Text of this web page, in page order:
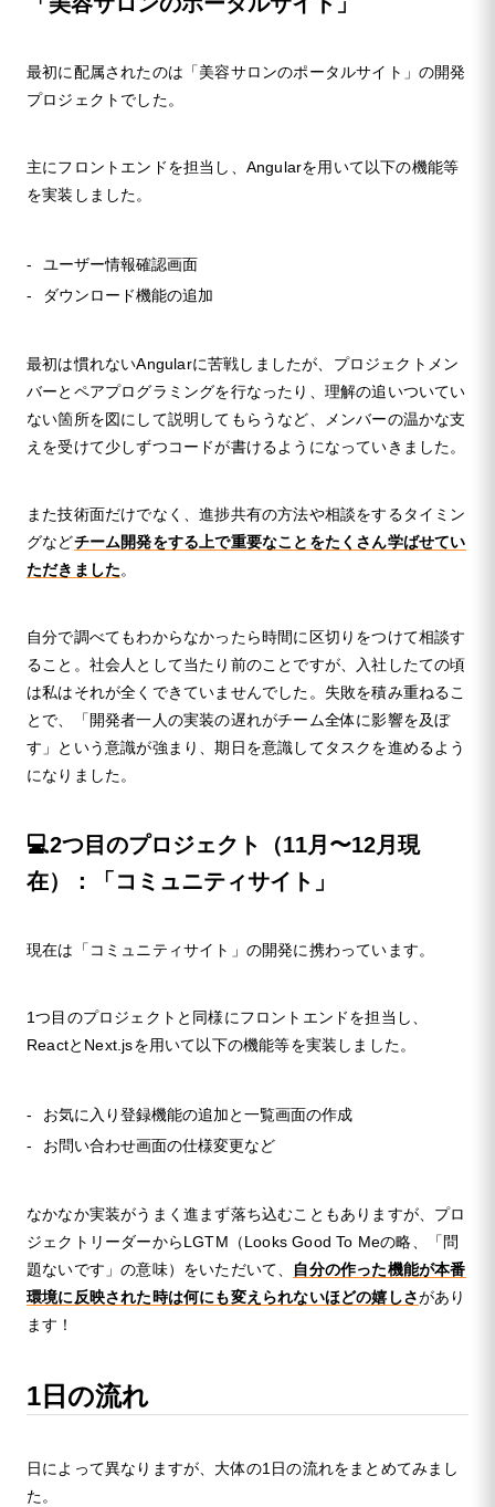
最初に配属されたのは「美容サロンのポータルサイト」の開発
プロジェクトでした。
主にフロントエンドを担当し、Angularを用いて以下の機能等
を実装しました。
ユーザー情報確認画面
ダウンロード機能の追加
最初は慣れないAngularに苦戦しましたが、プロジェクトメン
バーとペアプログラミングを行なったり、理解の追いついてい
ない箇所を図にして説明してもらうなど、メンバーの温かな支
えを受けて少しずつコードが書けるようになっていきました。
また技術面だけでなく、進捗共有の方法や相談をするタイミン
グなどチーム開発をする上で重要なことをたくさん学ばせてい
ただきました。
自分で調べてもわからなかったら時間に区切りをつけて相談す
ること。社会人として当たり前のことですが、入社したての頃
は私はそれが全くできていませんでした。失敗を積み重ねるこ
とで、「開発者一人の実装の遅れがチーム全体に影響を及ぼ
す」という意識が強まり、期日を意識してタスクを進めるよう
になりました。
💻2つ目のプロジェクト（11月〜12月現
在）：「コミュニティサイト」
現在は「コミュニティサイト」の開発に携わっています。
1つ目のプロジェクトと同様にフロントエンドを担当し、
ReactとNext.jsを用いて以下の機能等を実装しました。
お気に入り登録機能の追加と一覧画面の作成
お問い合わせ画面の仕様変更など
なかなか実装がうまく進まず落ち込むこともありますが、プロ
ジェクトリーダーからLGTM（Looks Good To Meの略、「問
題ないです」の意味）をいただいて、 自分の作った機能が本番
環境に反映された時は何にも変えられないほどの嬉しさがあり
ます！
1日の流れ
日によって異なりますが、大体の1日の流れをまとめてみまし
た。